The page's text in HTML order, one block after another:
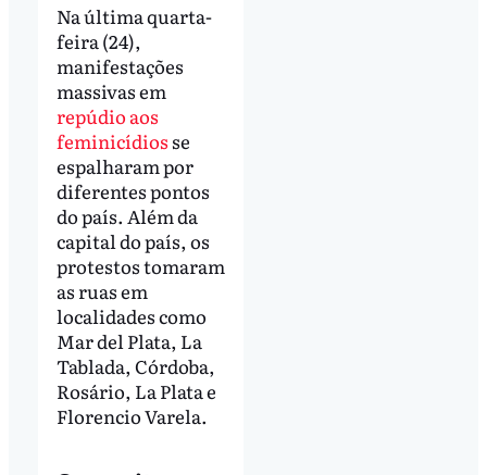
Na última quarta-
feira (24),
manifestações
massivas em
repúdio aos
feminicídios se
espalharam por
diferentes pontos
do país. Além da
capital do país, os
protestos tomaram
as ruas em
localidades como
Mar del Plata, La
Tablada, Córdoba,
Rosário, La Plata e
Florencio Varela.